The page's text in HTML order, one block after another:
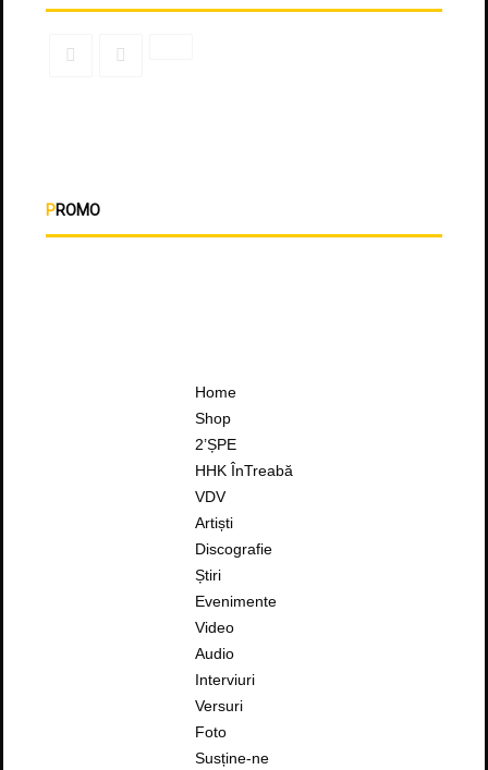
PROMO
Home
Shop
2’ȘPE
HHK ÎnTreabă
VDV
Artiști
Discografie
Știri
Evenimente
Video
Audio
Interviuri
Versuri
Foto
Susține-ne